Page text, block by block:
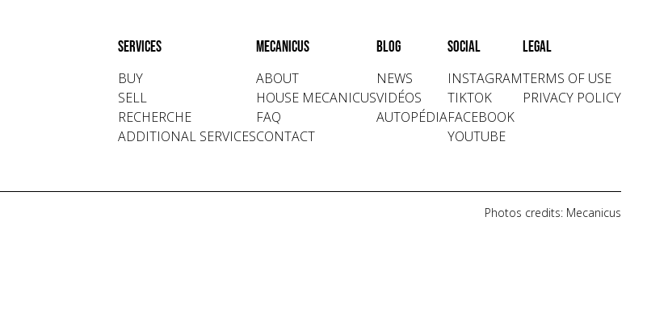
Services
BUY
SELL
RECHERCHE
ADDITIONAL SERVICES
Mecanicus
ABOUT
HOUSE MECANICUS
FAQ
CONTACT
Blog
NEWS
VIDÉOS
AUTOPÉDIA
Social
INSTAGRAM
TIKTOK
FACEBOOK
YOUTUBE
Legal
TERMS OF USE
PRIVACY POLICY
Photos credits: Mecanicus